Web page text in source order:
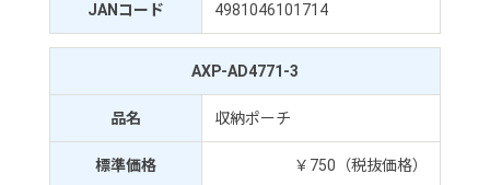
JANコード 4981046101714
AXP-AD4771-3
品名 収納ポーチ
標準価格 ￥750（税抜価格）